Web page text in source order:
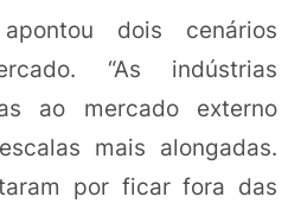
dois cenários
“As indústrias
ao mercado externo
mais alongadas.
por ficar fora das